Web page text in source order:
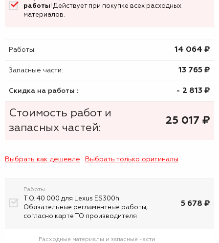
работы! Действует при покупке всех расходных
материалов.
Работы: 14 064 ₷
Запасные части: 13 765 ₷
Скидка на работы : - 2 813 ₷
Стоимость работ и
запасных частей:
25 017 ₷
Выбрать как дешевле Выбрать только оригиналы
Работы
Т.О. 40 000 для Lexus ES300h.
Обязательные регламентные работы,
согласно карте ТО производителя
5 678 ₽
Расходные материалы и запасные части